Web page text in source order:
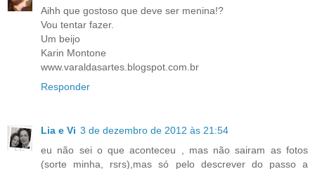
Aihh que gostoso que deve ser menina!?
Vou tentar fazer.
Um beijo
Karin Montone
www.varaldasartes.blogspot.com.br
Responder
Lia e Vi 3 de dezembro de 2012 às 21:54
eu não sei o que aconteceu , mas não sairam as fotos
(sorte minha, rsrs),mas só pelo descrever do passo a